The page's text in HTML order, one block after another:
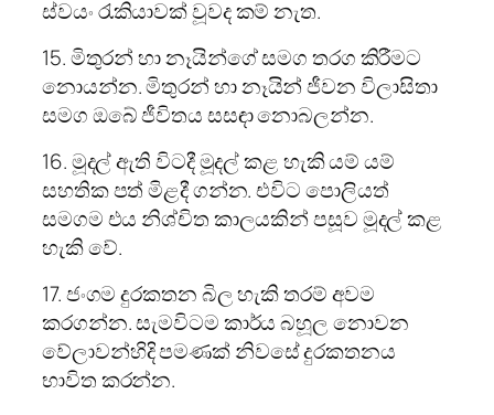
ස්වයං රැකියාවක් වූවද කම් නැත.
15. මිතුරන් හා නෑයින්ගේ සමග තරග කිරීමට
නොයන්න. මිතුරන් හා නෑයින් ජීවන විලාසිතා
සමග ඔබේ ජීවිතය සසඳා නොබලන්න.
16. මූදල් ඇති විටදී මූදල් කළ හැකි යම් යම්
සහතික පත් මිළදී ගන්න. එවිට පොලියත්
සමගම එය නිශ්චිත කාලයකින් පසූව මූදල් කළ
හැකි වේ.
17. ජංගම දුරකතන බිල හැකි තරම් අවම
කරගන්න. සැමවිටම කාර්ය බහූල නොවන
වේලාවන්හිදි පමණක් නිවසේ දුරකතනය
භාවිත කරන්න.